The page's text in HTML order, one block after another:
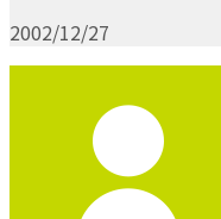
2002/12/27